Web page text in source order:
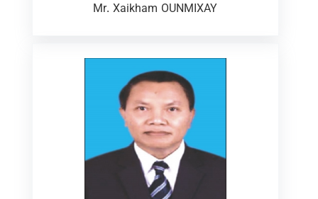
Mr. Xaikham OUNMIXAY